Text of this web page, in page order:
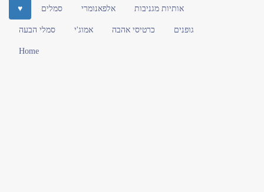
♥ סמלים אלפאנומרי אותיות מגניבות
סמלי הבעה אמוג'י כרטיסי אהבה גופנים
Home